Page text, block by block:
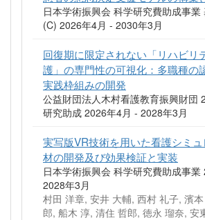
日本学術振興会 科学研究費助成事業
(C) 2026年4月 - 2030年3月
回復期に限定されない「リハビリ
護」の専門性の可視化：多職種の
実践枠組みの開発
公益財団法人木村看護教育振興財団
研究助成 2026年4月 - 2028年3月
実写版VR技術を用いた看護シミ
材の開発及び効果検証と実装
日本学術振興会 科学研究費助成事業
2028年3月
村田 洋章, 安井 大輔, 西村 礼子, 濱
郎, 船木 淳, 清住 哲郎, 徳永 瑠奈, 安